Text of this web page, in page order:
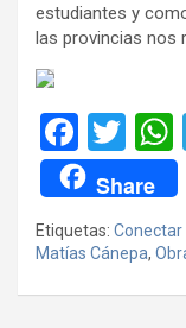
estudiantes y
las provincias nos
F
a
ce
b
o
T
wi
tt
er
Share
Etiquetas: Conectar
Matías Cánepa,